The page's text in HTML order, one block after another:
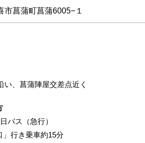
菖蒲町菖蒲6005−１
い、菖蒲陣屋交差点近く
バス（急行）
」行き乗車約15分